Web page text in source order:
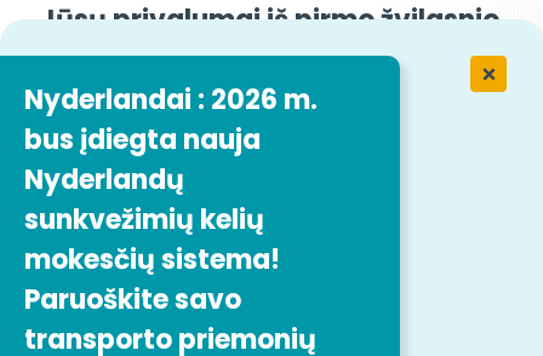
Nyderlandai : 2026 m.
bus įdiegta nauja
Nyderlandų
sunkvežimių kelių
mokesčių sistema!
Paruoškite savo
transporto priemonių
Jūsų privalumai iš pirmo žvilgsnio
"Easytrip Transport Servicesteikiamos PVM
grąžinimo paslaugos padeda transporto
bendrovėms sumažinti išlaidas, pagerinti pinigų
srautus ir užtikrinti, kad būtų laikomasi sudėtingų
mokesčių taisyklių. Pasinaudodamos mūsų plačiu
tinklu ir patirtimi, įmonės gali veiksmingai
susigrąžinti PVM, reinvestuoti sutaupytas lėšas ir
sutelkti dėmesį į augimą ir plėtrą.
Ar užsienyje pildote degalus transporto
priemonėms, sveriančioms daugiau kaip 7,5